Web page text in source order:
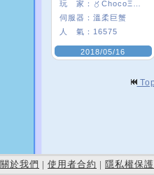
玩 家：
伺服器： 溫柔巨蟹
人 氣： 16575
2018/05/16
關於我們 | 使用者合約 | 隱私權保護